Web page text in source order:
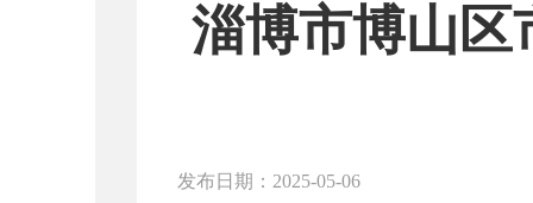
淄博市博山区
发布日期：2025-05-06